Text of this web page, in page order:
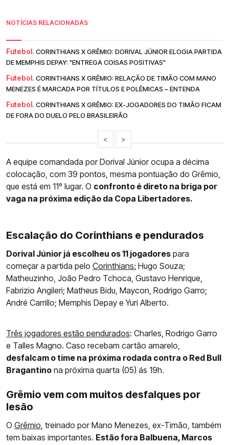
NOTÍCIAS RELACIONADAS
Futebol. CORINTHIANS X GRÊMIO: DORIVAL JÚNIOR ELOGIA PARTIDA
DE MEMPHIS DEPAY: "ENTREGA COISAS POSITIVAS"
Futebol. CORINTHIANS X GRÊMIO: RELAÇÃO DE TIMÃO COM MANO
MENEZES É MARCADA POR TÍTULOS E POLÊMICAS – ENTENDA
Futebol. CORINTHIANS X GRÊMIO: EX-JOGADORES DO TIMÃO FICAM
DE FORA DO DUELO PELO BRASILEIRÃO
< >
A equipe comandada por Dorival Júnior ocupa a décima
colocação, com 39 pontos, mesma pontuação do Grêmio,
que está em 11º lugar. O confronto é direto na briga por
vaga na próxima edição da Copa Libertadores.
Escalação do Corinthians e pendurados
Dorival Júnior já escolheu os 11 jogadores para
começar a partida pelo Corinthians: Hugo Souza;
Matheuzinho, João Pedro Tchoca, Gustavo Henrique,
Fabrizio Angileri; Matheus Bidu, Maycon, Rodrigo Garro;
André Carrillo; Memphis Depay e Yuri Alberto.
Três jogadores estão pendurados: Charles, Rodrigo Garro
e Talles Magno. Caso recebam cartão amarelo,
desfalcam o time na próxima rodada contra o Red Bull
Bragantino na próxima quarta (05) ás 19h.
Grêmio vem com muitos desfalques por
lesão
O Grêmio , treinado por Mano Menezes, ex-Timão, também
tem baixas importantes. Estão fora Balbuena, Marcos